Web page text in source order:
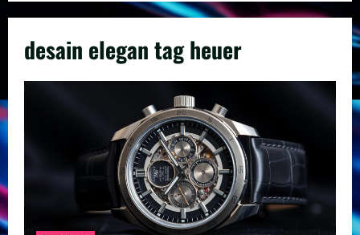
desain elegan tag heuer